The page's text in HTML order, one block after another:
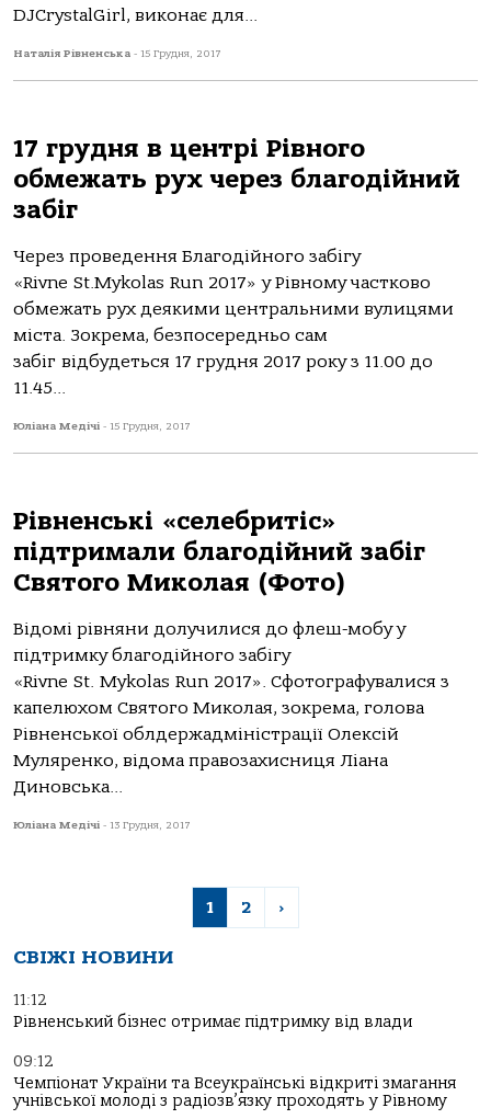
DJCrystalGirl, виконає для...
Наталія Рівненська - 15 Грудня, 2017
17 грудня в центрі Рівного
обмежать рух через благодійний
забіг
Через проведення Благодійного забігу
«Rivne St.Mykolas Run 2017» у Рівному частково
обмежать рух деякими центральними вулицями
міста. Зокрема, безпосередньо сам
забіг відбудеться 17 грудня 2017 року з 11.00 до
11.45...
Юліана Медічі - 15 Грудня, 2017
Рівненські «селебритіс»
підтримали благодійний забіг
Святого Миколая (Фото)
Відомі рівняни долучилися до флеш-мобу у
підтримку благодійного забігу
«Rivne St. Mykolas Run 2017». Сфотографувалися з
капелюхом Святого Миколая, зокрема, голова
Рівненської облдержадміністрації Олексій
Муляренко, відома правозахисниця Ліана
Диновська...
Юліана Медічі - 13 Грудня, 2017
1 2 ›
СВІЖІ НОВИНИ
11:12
Рівненський бізнес отримає підтримку від влади
09:12
Чемпіонат України та Всеукраїнські відкриті змагання
учнівської молоді з радіозв’язку проходять у Рівному